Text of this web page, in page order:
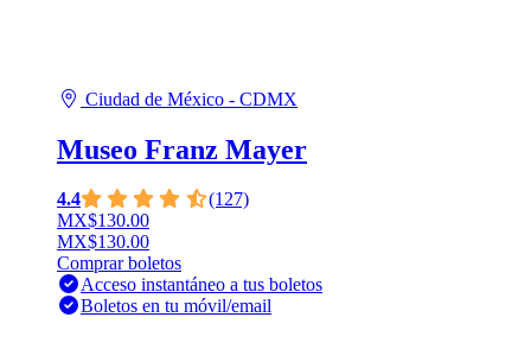
Ciudad de México - CDMX
Museo Franz Mayer
4.4
(127)
MX$130.00
MX$130.00
Comprar boletos
Acceso instantáneo a tus boletos
Boletos en tu móvil/email